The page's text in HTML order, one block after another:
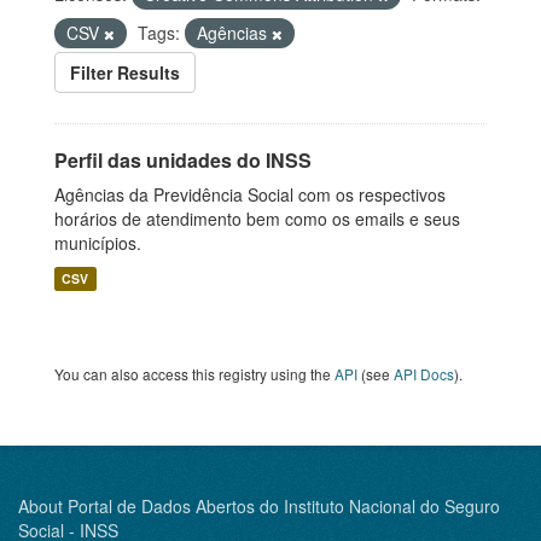
CSV
Tags:
Agências
Filter Results
Perfil das unidades do INSS
Agências da Previdência Social com os respectivos
horários de atendimento bem como os emails e seus
municípios.
CSV
You can also access this registry using the API (see API Docs).
About Portal de Dados Abertos do Instituto Nacional do Seguro
Social - INSS